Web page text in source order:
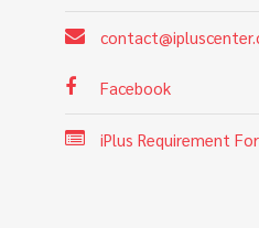
Facebook
iPlus Requirement